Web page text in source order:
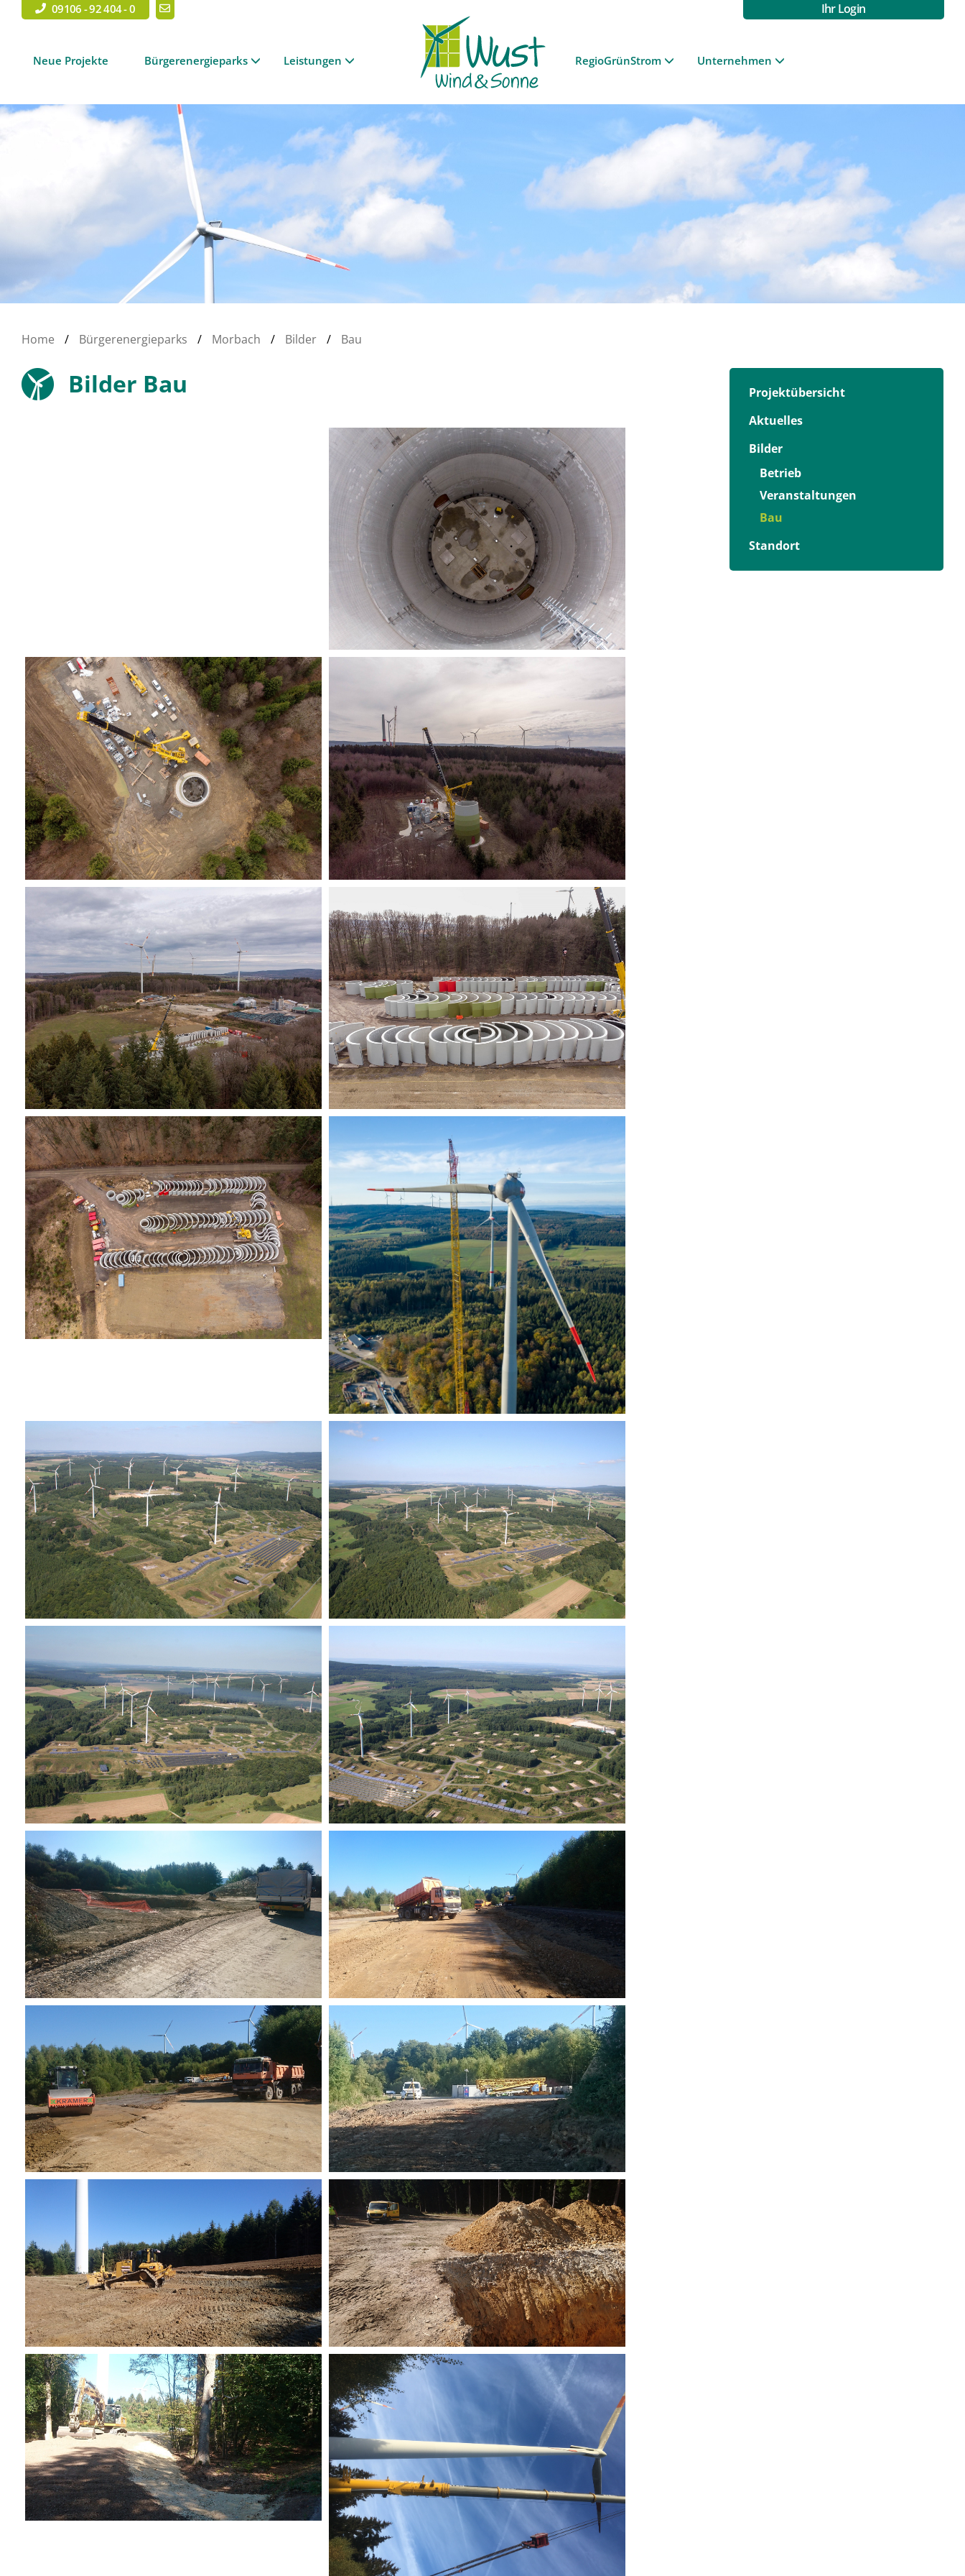
09106 - 92 404 - 0 Ihr Login
Neue Projekte Bürgerenergieparks Leistungen RegioGrünStrom Unternehmen
Home / Bürgerenergieparks / Morbach / Bilder / Bau
Bilder Bau
Projektübersicht
Aktuelles
Bilder
Betrieb
Veranstaltungen
Bau
Standort